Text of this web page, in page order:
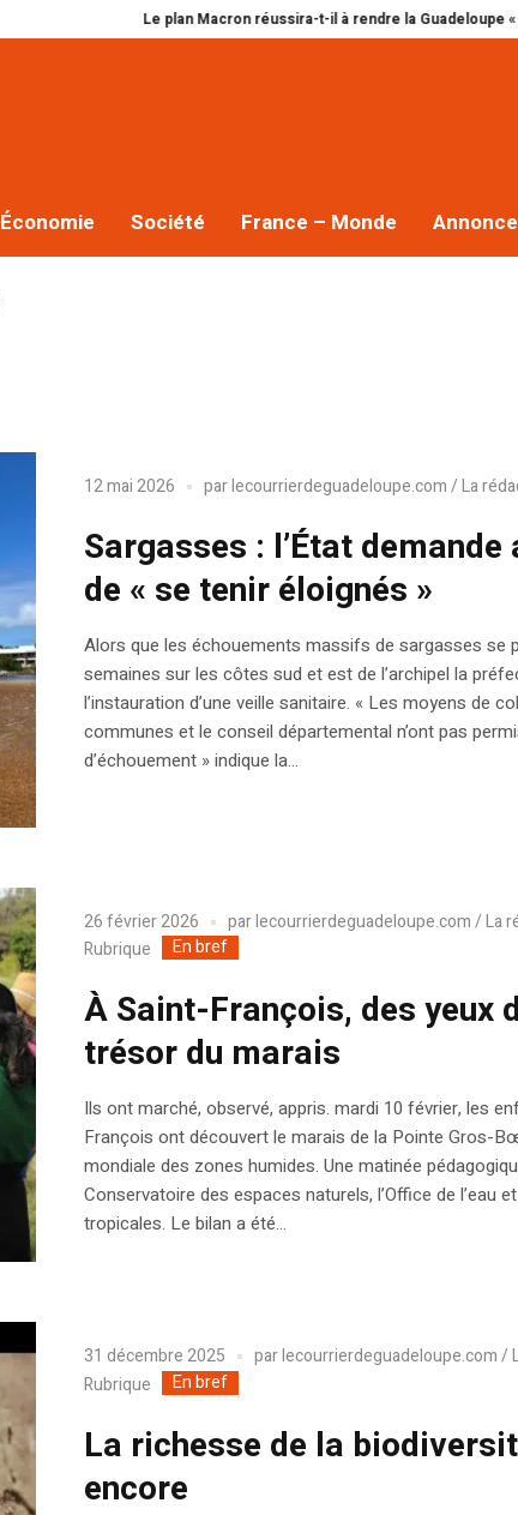
Le plan Macron réussira-t-il à rendre la Guadeloupe « étanche » au
Économie Société France – Monde
12 mai 2026 parlecourrierdeguadeloupe.com / La
Sargasses : l’État
de « se tenir éloignés »
Alors que les échouements massifs de sargasses se
semaines sur les côtes sud et est de l’archipel la
l’instauration d’une veille sanitaire. « Les moyens de
communes et le conseil départemental n’ont pas
d’échouement » indique la...
26 février 2026 parlecourrierdeguadeloupe.com / La
Rubrique
En bref
À Saint-François, des yeux
trésor du marais
Ils ont marché, observé, appris. mardi 10 février, les
François ont découvert le marais de la Pointe Gros-
mondiale des zones humides. Une matinée
Conservatoire des espaces naturels, l’Office de l’eau
tropicales. Le bilan a été...
31 décembre 2025 parlecourrierdeguadeloupe.com /
Rubrique
En bref
La richesse de la
encore